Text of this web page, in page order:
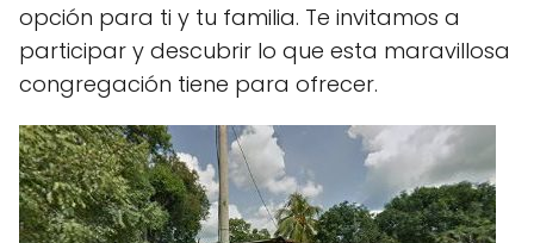
opción para ti y tu familia. Te invitamos a
participar y descubrir lo que esta maravillosa
congregación tiene para ofrecer.